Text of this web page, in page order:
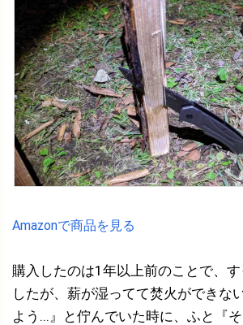
Amazonで商品を見る
購入したのは1年以上前のことで、
したが、薪が湿ってて焚火ができな
よう...』と佇んでいた時に、ふと『